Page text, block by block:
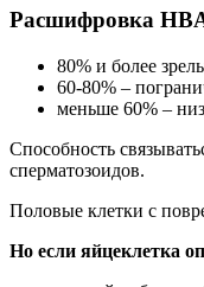
Расшифровка
80% и более
60-80% –
меньше 60% –
Способность
сперматозоидов.
Половые клетки с
Но если яйцеклетка